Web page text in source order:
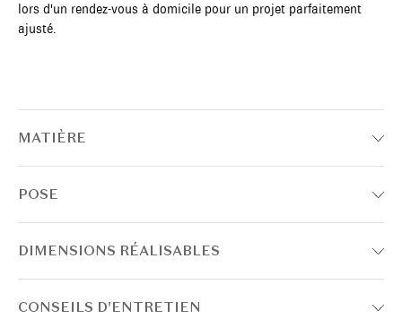
lors d'un rendez-vous à domicile pour un projet parfaitement
ajusté.
MATIÈRE
POSE
DIMENSIONS RÉALISABLES
CONSEILS D'ENTRETIEN